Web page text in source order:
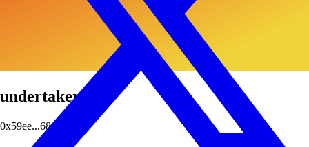
undertaker
0x59ee...684d